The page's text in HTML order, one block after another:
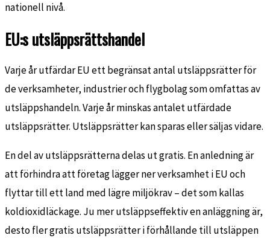
nationell nivå.
EU:s utsläppsrättshandel
Varje år utfärdar EU ett begränsat antal utsläppsrätter för
de verksamheter, industrier och flygbolag som omfattas av
utsläppshandeln. Varje år minskas antalet utfärdade
utsläppsrätter. Utsläppsrätter kan sparas eller säljas vidare.
En del av utsläppsrätterna delas ut gratis. En anledning är
att förhindra att företag lägger ner verksamhet i EU och
flyttar till ett land med lägre miljökrav – det som kallas
koldioxidläckage. Ju mer utsläppseffektiv en anläggning är,
desto fler gratis utsläppsrätter i förhållande till utsläppen